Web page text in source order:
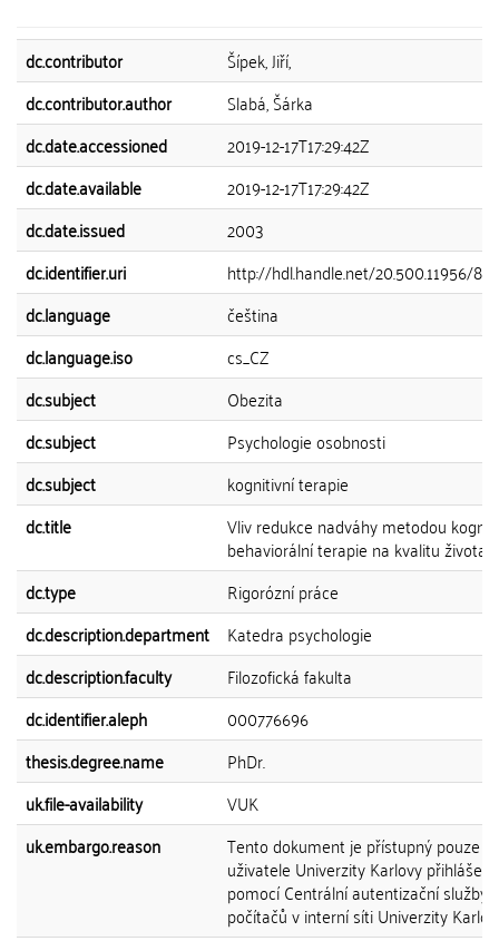
dc.contributor
Šípek, Jiří,
dc.contributor.author
Slabá, Šárka
dc.date.accessioned
2019-12-17T17:29:42Z
dc.date.available
2019-12-17T17:29:42Z
dc.date.issued
2003
dc.identifier.uri
http://hdl.handle.net/20.500.11956/
dc.language
čeština
dc.language.iso
cs_CZ
dc.subject
Obezita
dc.subject
Psychologie osobnosti
dc.subject
kognitivní terapie
dc.title
Vliv redukce nadváhy metodou
behaviorální terapie na kvalitu života
dc.type
Rigorózní práce
dc.description.department
Katedra psychologie
dc.description.faculty
Filozofická fakulta
dc.identifier.aleph
000776696
thesis.degree.name
PhDr.
uk.file-availability
VUK
uk.embargo.reason
Tento dokument je přístupný pouze
uživatele Univerzity Karlovy přihlášené
pomocí Centrální autentizační služby
počítačů v interní síti Univerzity